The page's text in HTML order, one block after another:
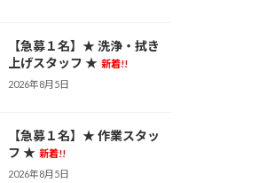
【急募１名】★ 洗浄・拭き
上げスタッフ ★ 新着!!
2026年8月5日
【急募１名】★ 作業スタッ
フ ★ 新着!!
2026年8月5日